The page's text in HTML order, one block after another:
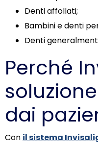
Denti affollati;
Bambini e denti
Denti
Perché
dai
Con il sistema